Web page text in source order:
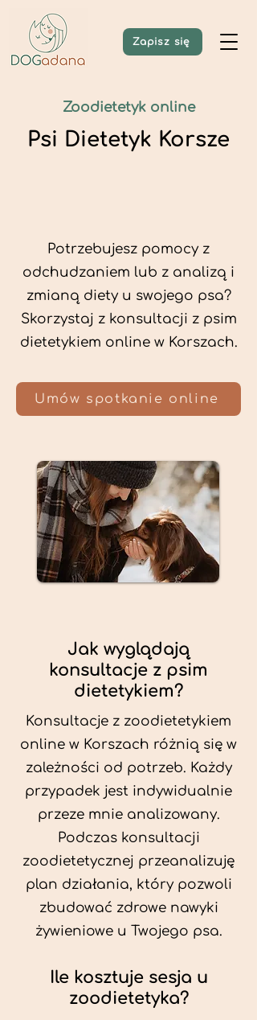
Zapisz się
Zoodietetyk online
Psi Dietetyk Korsze
Potrzebujesz pomocy z
odchudzaniem lub z analizą i
zmianą diety u swojego psa?
Skorzystaj z konsultacji z psim
dietetykiem online w Korszach.
Umów spotkanie online
Jak wyglądają
konsultacje z psim
dietetykiem?
Konsultacje z zoodietetykiem
online w Korszach różnią się w
zależności od potrzeb. Każdy
przypadek jest indywidualnie
przeze mnie analizowany.
Podczas konsultacji
zoodietetycznej przeanalizuję
plan działania, który pozwoli
zbudować zdrowe nawyki
żywieniowe u Twojego psa.
Ile kosztuje sesja u
zoodietetyka?